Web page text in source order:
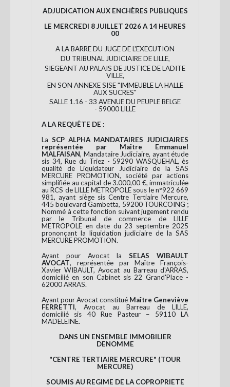
ADJUDICATION AUX ENCHÈRES PUBLIQUES
LE MERCREDI 8 JUILLET 2026 A 14 HEURES
00
A LA BARRE DU JUGE DE L'EXECUTION
DU TRIBUNAL JUDICIAIRE DE LILLE,
SIEGEANT AU PALAIS DE JUSTICE DE LADITE
VILLE,
EN SON ANNEXE SISE "IMMEUBLE LA HALLE
AUX SUCRES"
SALLE 1.16 - 33 AVENUE DU PEUPLE BELGE
- 59000 LILLE
A LA REQUÊTE DE :
La SCP ALPHA MANDATAIRES JUDICIAIRES
représentée par Maître Emmanuel
MALFAISAN, Mandataire Judiciaire, ayant étude
sis 34, Rue du Triez - 59290 WASQUEHAL, ès
qualité de Liquidateur Judiciaire de la SAS
MERCURE PROMOTION, société par actions
simplifiée au capital de 3.000,00 €, immatriculée
au RCS de LILLE METROPOLE sous le n°922 669
981, ayant siège sis Centre Tertiaire Mercure,
445 boulevard Gambetta, 59200 TOURCOING ;
Nommé à cette fonction suivant jugement rendu
par le Tribunal de commerce de LILLE
METROPOLE en date du 23 septembre 2025
prononçant la liquidation judiciaire de la SAS
MERCURE PROMOTION.
Ayant pour Avocat la SELAS WIBAULT
AVOCAT, représentée par Maître François-
Xavier WIBAULT, Avocat au Barreau d'ARRAS,
domicilié en son Cabinet sis 22 Grand'Place -
62000 ARRAS.
Ayant pour Avocat constitué Maître Geneviève
FERRETTI, Avocat au Barreau de LILLE,
domicilié sis 40 Rue Pasteur – 59110 LA
MADELEINE.
DANS UN ENSEMBLE IMMOBILIER
DENOMME
"CENTRE TERTIAIRE MERCURE" (TOUR
MERCURE)
SOUMIS AU REGIME DE LA COPROPRIETE